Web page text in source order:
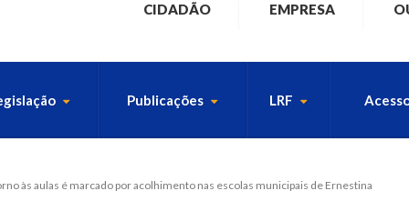
CIDADÃO EMPRESA
Publicações LRF
às aulas é marcado por acolhimento nas escolas municipais de Ernestina